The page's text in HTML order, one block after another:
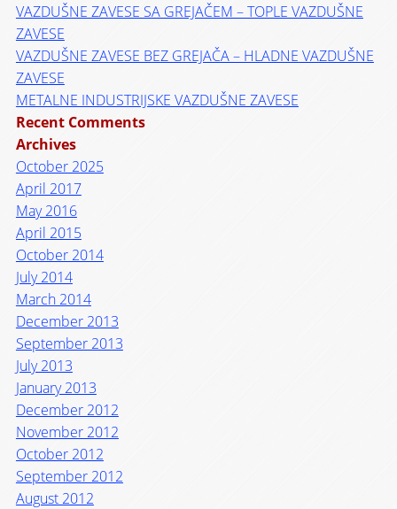
VAZDUŠNE ZAVESE SA GREJAČEM – TOPLE VAZDUŠNE
ZAVESE
VAZDUŠNE ZAVESE BEZ GREJAČA – HLADNE VAZDUŠNE
ZAVESE
METALNE INDUSTRIJSKE VAZDUŠNE ZAVESE
Recent Comments
Archives
October 2025
April 2017
May 2016
April 2015
October 2014
July 2014
March 2014
December 2013
September 2013
July 2013
January 2013
December 2012
November 2012
October 2012
September 2012
August 2012